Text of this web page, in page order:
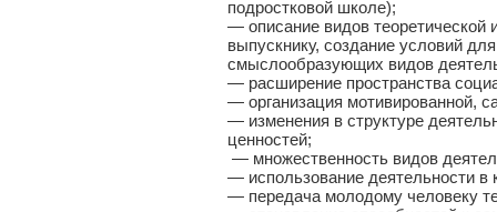
подростковой школе);
— описание видов теоретической
выпускнику, создание условий
смыслообразующих видов
— расширение пространства
— организация мотивированной,
— изменения в структуре
ценностей;
— множественность видов
— использование деятельности
— передача молодому человеку